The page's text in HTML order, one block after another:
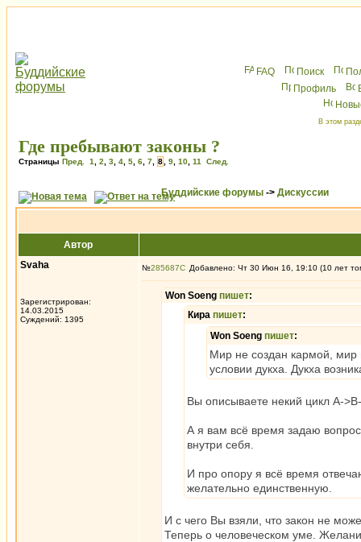
FAQ Поиск
Профиль
В этом
Где пребывают законы ?
Страницы Пред. 1 2 3 4 5 6 7 8 9 10 11 След.
Буддийские форумы -> Дискуссии
Автор
Svaha
Зарегистрирован:
14.03.2015
Суждений: 1395
№285687 Добавлено: Чт 30 Июн 16, 19:10 (10 лет
Won Soeng пишет:
Кира пишет:
Won Soeng пишет:
Мир не создан кармой, мир
условии дукха. Дукха
Вы описываете некий цикл A-
А я вам всё время задаю
внутри себя.
И про опору я всё время
желательно единственную.
И с чего Вы взяли, что закон не
Теперь о человеческом уме.